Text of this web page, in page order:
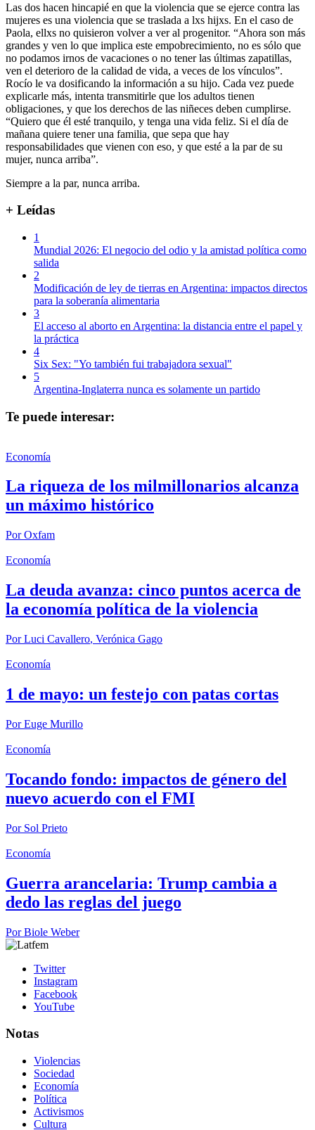
Las dos hacen hincapié en que la violencia que se ejerce contra las
mujeres es una violencia que se traslada a lxs hijxs. En el caso de
Paola, ellxs no quisieron volver a ver al progenitor. “Ahora son más
grandes y ven lo que implica este empobrecimiento, no es sólo que
no podamos irnos de vacaciones o no tener las últimas zapatillas,
ven el deterioro de la calidad de vida, a veces de los vínculos”.
Rocío le va dosificando la información a su hijo. Cada vez puede
explicarle más, intenta transmitirle que los adultos tienen
obligaciones, y que los derechos de las niñeces deben cumplirse.
“Quiero que él esté tranquilo, y tenga una vida feliz. Si el día de
mañana quiere tener una familia, que sepa que hay
responsabilidades que vienen con eso, y que esté a la par de su
mujer, nunca arriba”.
Siempre a la par, nunca arriba.
+ Leídas
1
Mundial 2026: El negocio del odio y la amistad política como
salida
2
Modificación de ley de tierras en Argentina: impactos directos
para la soberanía alimentaria
3
El acceso al aborto en Argentina: la distancia entre el papel y
la práctica
4
Six Sex: "Yo también fui trabajadora sexual"
5
Argentina-Inglaterra nunca es solamente un partido
Te puede interesar:
Economía
La riqueza de los milmillonarios alcanza
un máximo histórico
PorOxfam
Economía
La deuda avanza: cinco puntos acerca de
la economía política de la violencia
PorLuci Cavallero, Verónica Gago
Economía
1 de mayo: un festejo con patas cortas
PorEuge Murillo
Economía
Tocando fondo: impactos de género del
nuevo acuerdo con el FMI
Por Sol Prieto
Economía
Guerra arancelaria: Trump cambia a
dedo las reglas del juego
PorBiole Weber
Twitter
Instagram
Facebook
YouTube
Notas
Violencias
Sociedad
Economía
Política
Activismos
Cultura